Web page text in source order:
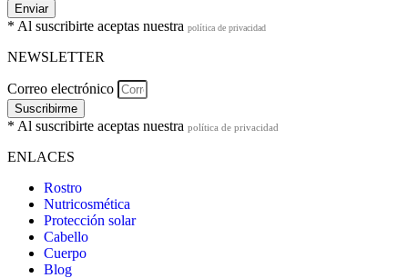
Enviar
* Al suscribirte aceptas nuestra política de privacidad
NEWSLETTER
Correo electrónico
Suscribirme
* Al suscribirte aceptas nuestra política de privacidad
ENLACES
Rostro
Nutricosmética
Protección solar
Cabello
Cuerpo
Blog